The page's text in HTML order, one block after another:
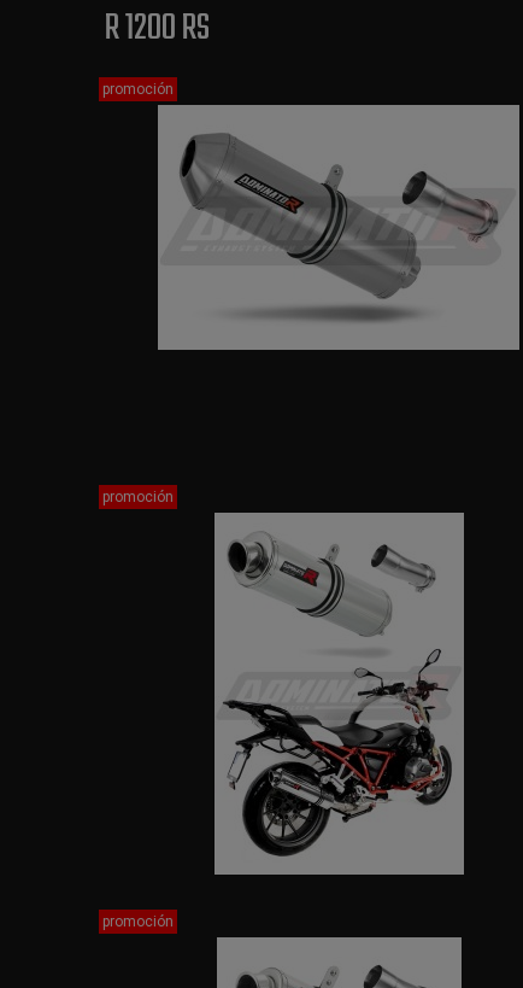
R 1200 RS
promoción
promoción
promoción